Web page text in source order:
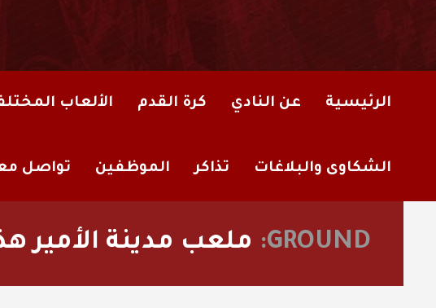
الرئيسية عن النادي كرة القدم الألعاب
الشكاوى والبلاغات تذاكر الموظفين تواصل
GROUND: ملعب مدينة الأمير